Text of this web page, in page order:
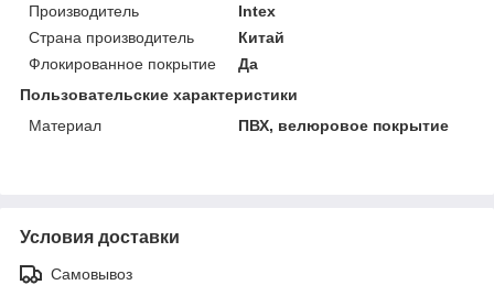
Производитель
Intex
Страна производитель
Китай
Флокированное покрытие
Да
Пользовательские характеристики
Материал
ПВХ, велюровое покрытие
Условия доставки
Самовывоз